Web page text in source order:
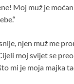
Moj muž je
njen muž me
moj svijet se
mi je moja majka